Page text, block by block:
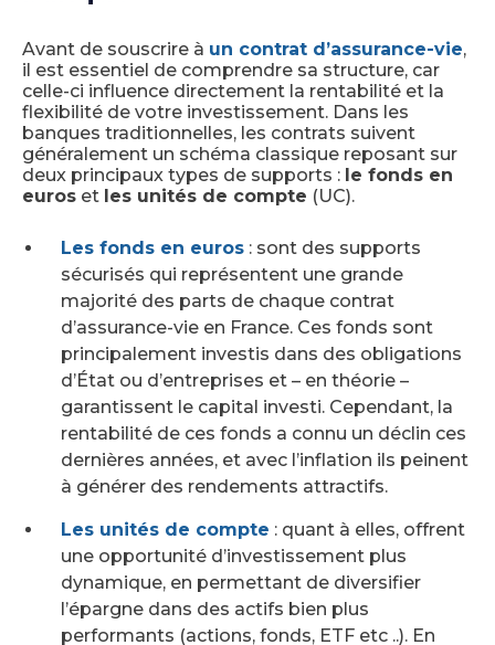
Avant de souscrire à un contrat d’assurance-vie,
il est essentiel de comprendre sa structure, car
celle-ci influence directement la rentabilité et la
flexibilité de votre investissement. Dans les
banques traditionnelles, les contrats suivent
généralement un schéma classique reposant sur
deux principaux types de supports : le fonds en
euros et les unités de compte (UC).
Les fonds en euros : sont des supports
sécurisés qui représentent une grande
majorité des parts de chaque contrat
d’assurance-vie en France. Ces fonds sont
principalement investis dans des obligations
d’État ou d’entreprises et – en théorie –
garantissent le capital investi. Cependant, la
rentabilité de ces fonds a connu un déclin ces
dernières années, et avec l’inflation ils peinent
à générer des rendements attractifs.
Les unités de compte : quant à elles, offrent
une opportunité d’investissement plus
dynamique, en permettant de diversifier
l’épargne dans des actifs bien plus
performants (actions, fonds, ETF etc ..). En